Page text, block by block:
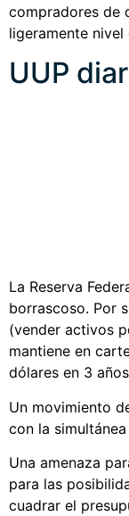
compradores de
ligeramente
UUP
La Reserva
borrascoso. Por
(vender activos
mantiene en
dólares en 3
Un movimiento
con la
Una amenaza
para las
cuadrar el